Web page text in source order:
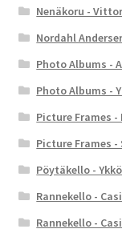
Nenäkoru -
Nordahl
Photo Albums -
Photo Albums -
Picture Frames -
Picture Frames
Pöytäkello -
Rannekello -
Rannekello -